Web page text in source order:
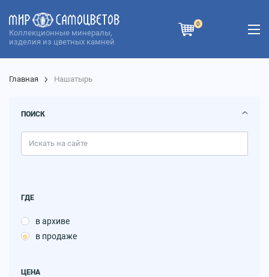
Коллекционные минералы,
изделия из цветных камней
0
Главная Нашатырь
ПОИСК
ГДЕ
в архиве
в продаже
ЦЕНА